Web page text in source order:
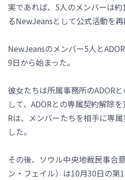
実であれば、5人のメンバーは
るNewJeansとして公式活動を再
NewJeansのメンバー5人と
9日から始まった。
彼女たちは所属事務所のADOR
して、ADORとの専属契約解除
Rは、メンバーたちを相手に専
した。
その後、ソウル中央地裁民事合
ン・フェイル）は10月30日の第